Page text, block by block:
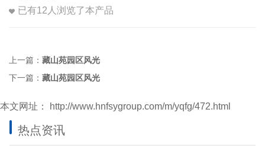
已有12 人浏览了本产品
上一篇： 藏山苑园区风光
下一篇： 藏山苑园区风光
本文网址： http://www.hnfsygroup.com/m/yqfg/472.html
热点资讯